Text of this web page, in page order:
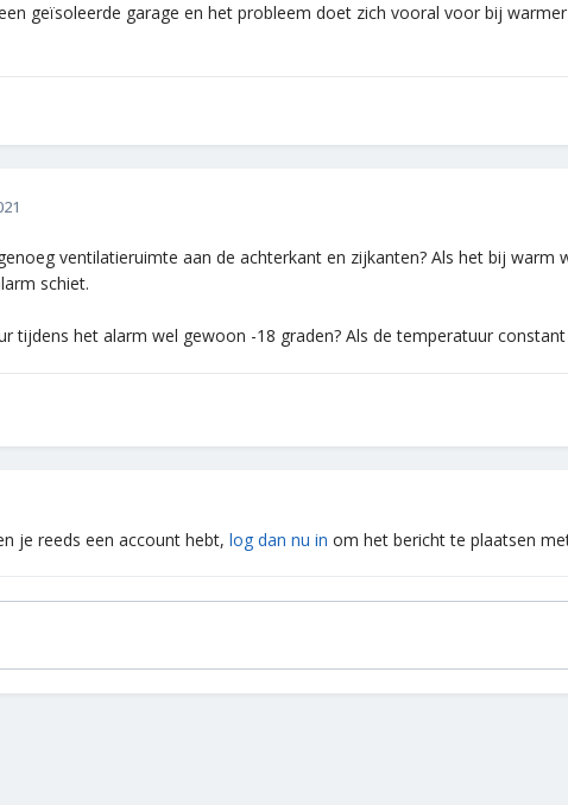
geïsoleerde garage en het probleem doet zich vooral voor bij
ventilatieruimte aan de achterkant en zijkanten? Als het bij
schiet.
tijdens het alarm wel gewoon -18 graden? Als de temperatuur
je reeds een account hebt, log dan nu in om het bericht te plaatsen